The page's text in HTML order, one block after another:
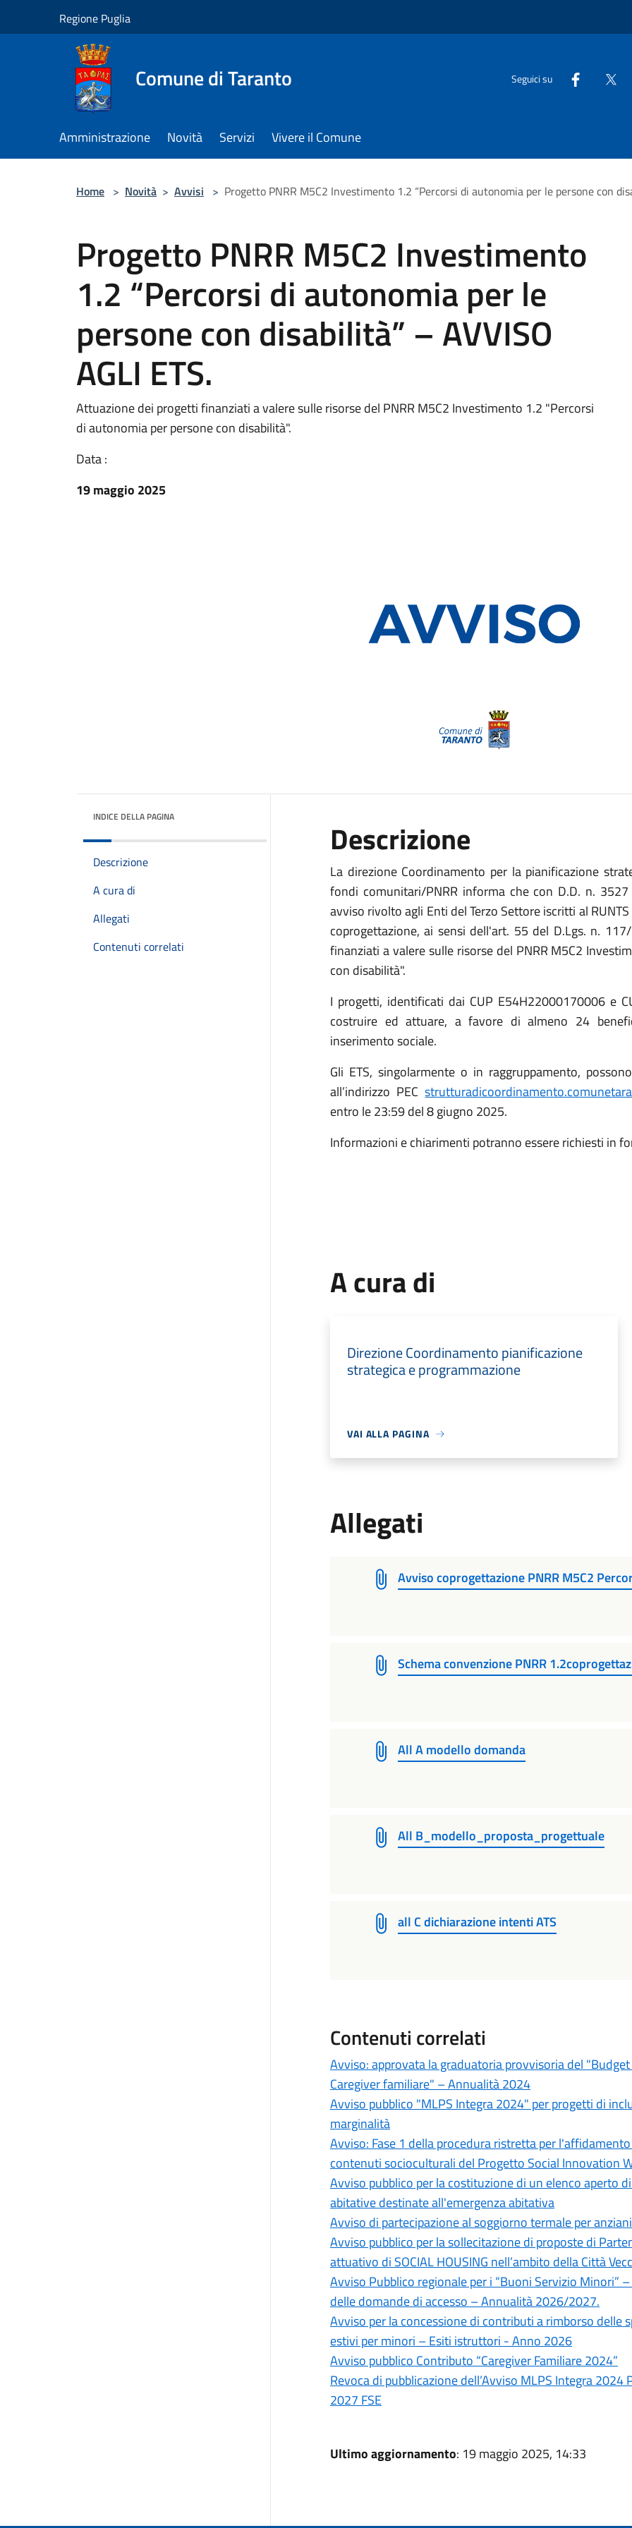
Regione Puglia
Comune di Taranto Seguici su
Amministrazione Novità Servizi Vivere il Comune
Home > Novità > Avvisi > Progetto PNRR M5C2 Investimento 1.2 “Percorsi di autonomia per le persone con
Progetto PNRR M5C2 Investimento
1.2 “Percorsi di autonomia per le
persone con disabilità” – AVVISO
AGLI ETS.
Attuazione dei progetti finanziati a valere sulle risorse del PNRR M5C2 Investimento 1.2 "Percorsi
di autonomia per persone con disabilità".
Data :
19 maggio 2025
INDICE DELLA PAGINA
Descrizione
A cura di
Allegati
Contenuti correlati
Descrizione
La direzione Coordinamento per la pianificazione
fondi comunitari/PNRR informa che con D.D. n.
avviso rivolto agli Enti del Terzo Settore iscritti al
coprogettazione, ai sensi dell'art. 55 del D.Lgs. n.
finanziati a valere sulle risorse del PNRR M5C2
con disabilità".
I progetti, identificati dai CUP E54H22000170006 e
costruire ed attuare, a favore di almeno 24
inserimento sociale.
Gli ETS, singolarmente o in raggruppamento,
all’indirizzo PEC
entro le 23:59 del 8 giugno 2025.
Informazioni e chiarimenti potranno essere richiesti in
A cura di
Direzione Coordinamento pianificazione
strategica e programmazione
VAI ALLA PAGINA
Allegati
Avviso coprogettazione PNRR M5C2
Schema convenzione PNRR
All A modello domanda
All B_modello_proposta_progettuale
all C dichiarazione intenti ATS
Contenuti correlati
Avviso: approvata la graduatoria provvisoria del
Caregiver familiare" – Annualità 2024
Avviso pubblico "MLPS Integra 2024" per progetti di
marginalità
Avviso: Fase 1 della procedura ristretta per
contenuti socioculturali del Progetto Social Innovation
Avviso pubblico per la costituzione di un elenco aperto
abitative destinate all'emergenza abitativa
Avviso di partecipazione al soggiorno termale per
Avviso pubblico per la sollecitazione di proposte di
attuativo di SOCIAL HOUSING nell’ambito della Città
Avviso Pubblico regionale per i “Buoni Servizio Minori”
delle domande di accesso – Annualità 2026/2027.
Avviso per la concessione di contributi a rimborso delle
estivi per minori – Esiti istruttori - Anno 2026
Avviso pubblico Contributo “Caregiver Familiare 2024”
Revoca di pubblicazione dell’Avviso MLPS Integra
2027 FSE
Ultimo aggiornamento: 19 maggio 2025, 14:33